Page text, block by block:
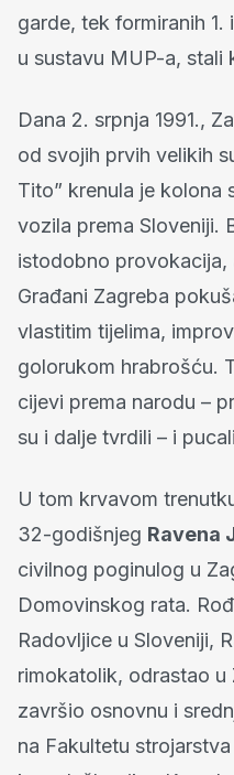
garde, tek formiranih 1.
u sustavu MUP-a, stali
Dana 2. srpnja 1991.,
od svojih prvih velikih
Tito” krenula je kolona
vozila prema Sloveniji.
istodobno provokacija,
Građani Zagreba
vlastitim tijelima,
golorukom hrabrošću.
cijevi prema narodu –
su i dalje tvrdili – i
U tom krvavom
32-godišnjeg Ravena
civilnog poginulog u
Domovinskog rata.
Radovljice u Sloveniji,
rimokatolik, odrastao u
završio osnovnu i
na Fakultetu